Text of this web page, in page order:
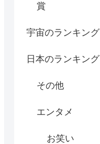
賞
宇宙のランキング
日本のランキング
その他
エンタメ
お笑い